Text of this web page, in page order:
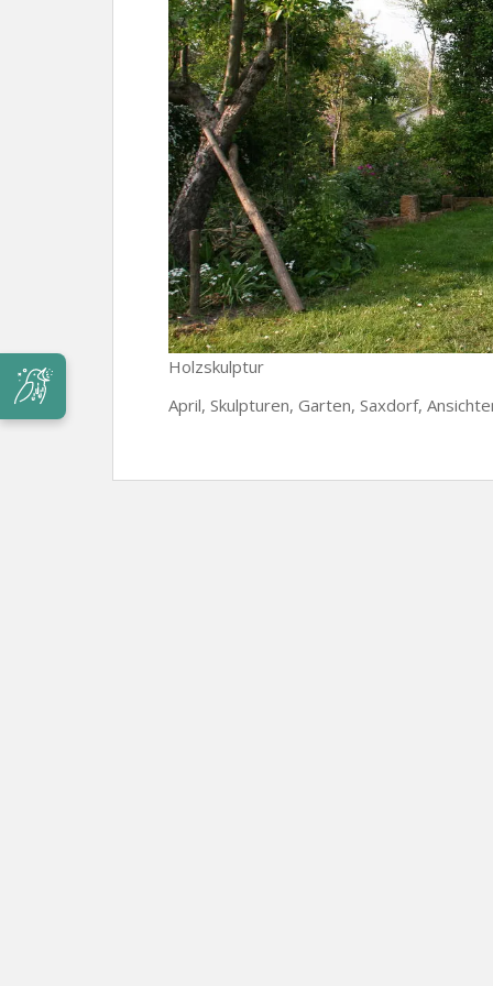
Holzskulptur
April, Skulpturen, Garten, Saxdorf,